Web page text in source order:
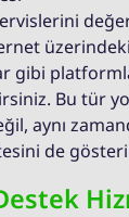
gibi
Bu tür
aynı
de